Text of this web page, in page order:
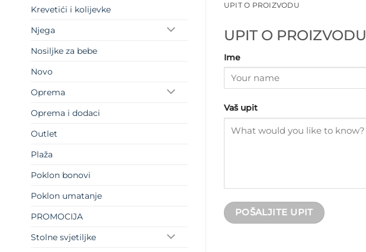
Krevetići i kolijevke
Njega
Nosiljke za bebe
Novo
Oprema
Oprema i dodaci
Outlet
Plaža
Poklon bonovi
Poklon umatanje
PROMOCIJA
Stolne svjetiljke
UPIT O PROIZVODU
UPIT O PROIZVODU
Ime
Vaš upit